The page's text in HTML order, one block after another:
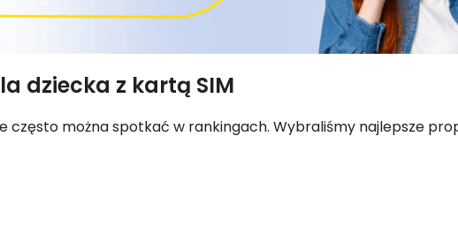
dziecka z kartą SIM
często można spotkać w rankingach. Wybraliśmy najlepsze